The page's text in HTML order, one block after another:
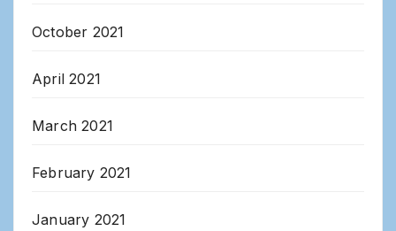
October 2021
April 2021
March 2021
February 2021
January 2021